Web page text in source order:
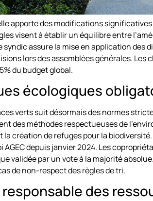
apporte des modifications
visent à établir un équilibre entre
syndic assure la mise en application des
lors des assemblées générales. Les
du budget global.
écologiques
verts suit désormais des normes
des méthodes respectueuses de
la création de refuges pour la
AGEC depuis janvier 2024. Les
validée par un vote à la majorité
de non-respect des règles de tri.
des